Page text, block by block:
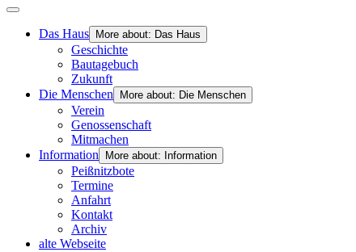
Das Haus More about: Das Haus
Geschichte
Bautagebuch
Zukunft
Die Menschen
More about: Die Menschen
Verein
Genossenschaft
Mitmachen
Information
More about: Information
Peißnitzbote
Termine
Anfahrt
Kontakt
Archiv
alte Webseite